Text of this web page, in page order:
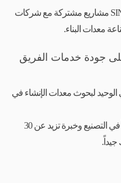
أنشأت شركة SINOMACH-HI مشاريع مشتركة مع شركات
معدات البناء.
على جودة خدمات الفريق
الوحيد لبحوث معدات الإنشاء في
بفضل خبرة تزيد عن 60 عاماً في التصنيع وخبرة تزيد عن 30